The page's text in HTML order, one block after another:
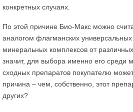
конкретных случаях.
По этой причине Био-Макс можно
аналогом флагманских
минеральных комплексов от
значит, для выбора именно его среди
сходных препаратов покупателю
причина – чем, собственно, этот
других?